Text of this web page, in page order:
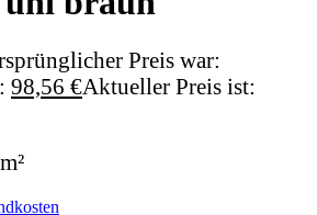
Preis war:
98,56 €Aktueller Preis ist:
m²